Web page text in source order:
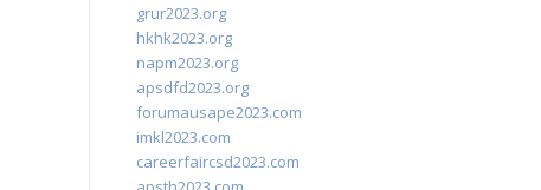
grur2023.org
hkhk2023.org
napm2023.org
apsdfd2023.org
forumausape2023.com
imkl2023.com
careerfaircsd2023.com